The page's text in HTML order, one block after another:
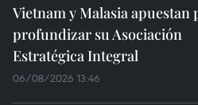
Vietnam y Malasia apuestan
profundizar su Asociación
Estratégica Integral
06/08/2026 13:46